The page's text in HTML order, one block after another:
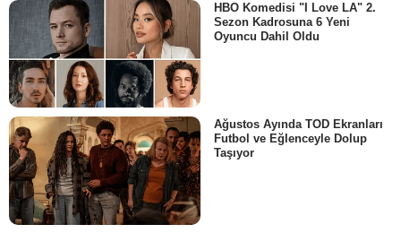
HBO Komedisi "I Love LA" 2.
Sezon Kadrosuna 6 Yeni
Oyuncu Dahil Oldu
Ağustos Ayında TOD Ekranları
Futbol ve Eğlenceyle Dolup
Taşıyor